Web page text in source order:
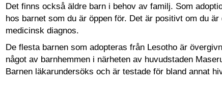
Det finns också äldre barn i behov av familj. Som
hos barnet som du är öppen för. Det är positivt om du
medicinsk diagnos.
De flesta barnen som adopteras från Lesotho är
något av barnhemmen i närheten av huvudstaden
Barnen läkarundersöks och är testade för bland annat